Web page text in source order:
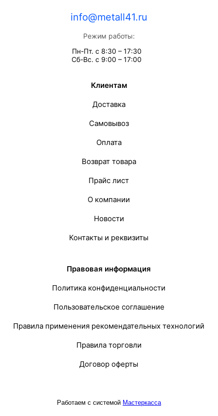
info@metall41.ru
Режим работы:
Пн-Пт. с 8:30 – 17:30
Сб-Вс. с 9:00 – 17:00
Клиентам
Доставка
Самовывоз
Оплата
Возврат товара
Прайс лист
О компании
Новости
Контакты и реквизиты
Правовая информация
Политика конфиденциальности
Пользовательское соглашение
Правила применения рекомендательных технологий
Правила торговли
Договор оферты
Работаем с системой Мастеркасса